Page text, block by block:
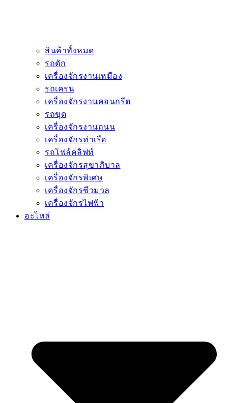
สินค้าทั้งหมด
รถตัก
เครื่องจักรงานเหมือง
รถเครน
เครื่องจักรงานคอนกรีต
รถขุด
เครื่องจักรงานถนน
เครื่องจักรท่าเรือ
รถโฟล์คลิฟท์
เครื่องจักรสุขาภิบาล
เครื่องจักรพิเศษ
เครื่องจักรชีวมวล
เครื่องจักรไฟฟ้า
อะไหล่